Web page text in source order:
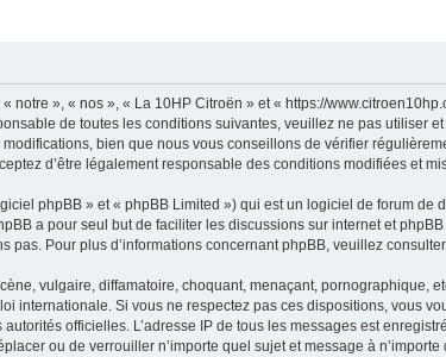
notre », « nos », « La 10HP Citroën » et « https://
de toutes les conditions suivantes, veuillez ne pas utiliser
bien que nous vous conseillons de vérifier
d’être légalement responsable des conditions modifiées et
phpBB » et « phpBB Limited ») qui est un logiciel de forum de
a pour seul but de faciliter les discussions sur internet et
pas. Pour plus d’informations concernant phpBB, veuillez consulter
vulgaire, diffamatoire, choquant, menaçant, pornographique,
internationale. Si vous ne respectez pas ces dispositions, vous
officielles. L’adresse IP de tous les messages est
ou de verrouiller n’importe quel sujet et message à